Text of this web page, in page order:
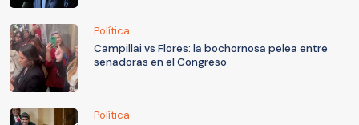
Política
Campillai vs Flores: la bochornosa pelea entre
senadoras en el Congreso
Política